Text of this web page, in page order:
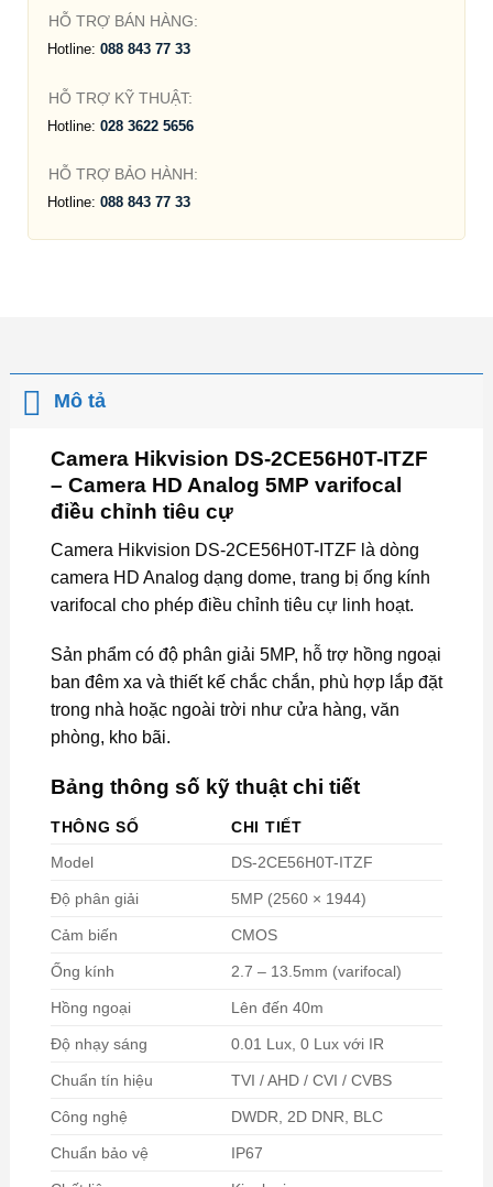
HỖ TRỢ BÁN HÀNG:
Hotline: 088 843 77 33
HỖ TRỢ KỸ THUẬT:
Hotline: 028 3622 5656
HỖ TRỢ BẢO HÀNH:
Hotline: 088 843 77 33
Mô tả
Camera Hikvision DS-2CE56H0T-ITZF
– Camera HD Analog 5MP varifocal
điều chỉnh tiêu cự
Camera Hikvision DS-2CE56H0T-ITZF là dòng
camera HD Analog dạng dome, trang bị ống kính
varifocal cho phép điều chỉnh tiêu cự linh hoạt.
Sản phẩm có độ phân giải 5MP, hỗ trợ hồng ngoại
ban đêm xa và thiết kế chắc chắn, phù hợp lắp đặt
trong nhà hoặc ngoài trời như cửa hàng, văn
phòng, kho bãi.
Bảng thông số kỹ thuật chi tiết
THÔNG SỐ
CHI TIẾT
Model
DS-2CE56H0T-ITZF
Độ phân giải 5MP (2560 × 1944)
Cảm biến CMOS
Ống kính 2.7 – 13.5mm (varifocal)
Hồng ngoại Lên đến 40m
Độ nhạy sáng 0.01 Lux, 0 Lux với IR
Chuẩn tín hiệu TVI / AHD / CVI / CVBS
Công nghệ DWDR, 2D DNR, BLC
Chuẩn bảo vệ IP67